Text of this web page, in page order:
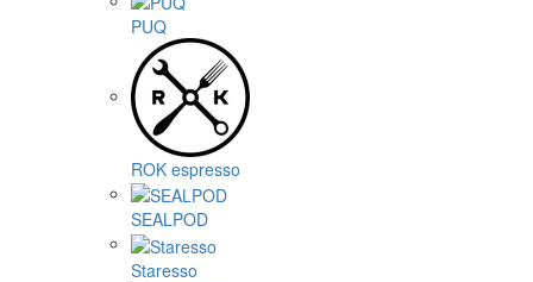
PUQ
ROK espresso
SEALPOD
Staresso